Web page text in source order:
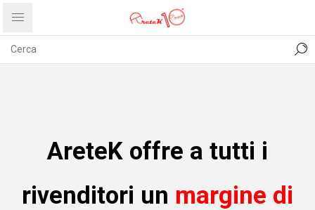
PRIVACY ABOUT US
AreteK offre a tutti i
rivenditori un margine di